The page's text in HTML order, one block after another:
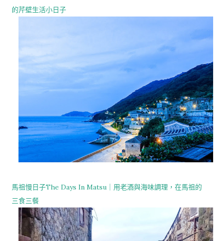
的芹壁生活小日子
馬祖慢日子The Days In Matsu｜用老酒與海味調理，在馬祖的
三食三餐